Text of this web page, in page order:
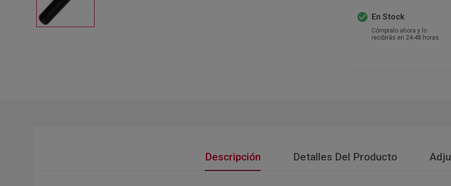
check_circle En Stock
Cómpralo ahora y lo
recibirás en 24-48 horas
Descripción Detalles Del Producto